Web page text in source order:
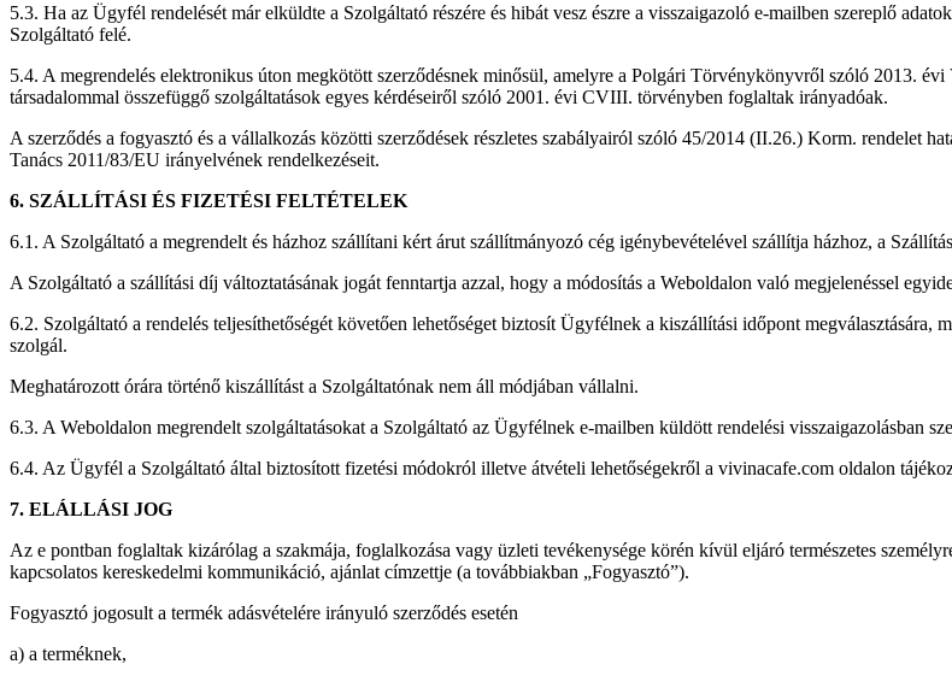
5.3. Ha az Ügyfél rendelését már elküldte a Szolgáltató részére és hibát vesz észre a visszaigazoló e-mailben szereplő
Szolgáltató felé.
5.4. A megrendelés elektronikus úton megkötött szerződésnek minősül, amelyre a Polgári Törvénykönyvről szóló 2013.
társadalommal összefüggő szolgáltatások egyes kérdéseiről szóló 2001. évi CVIII. törvényben foglaltak irányadóak.
A szerződés a fogyasztó és a vállalkozás közötti szerződések részletes szabályairól szóló 45/2014 (II.26.) Korm. rendelet
Tanács 2011/83/EU irányelvének rendelkezéseit.
6. SZÁLLÍTÁSI ÉS FIZETÉSI FELTÉTELEK
6.1. A Szolgáltató a megrendelt és házhoz szállítani kért árut szállítmányozó cég igénybevételével szállítja házhoz, a
A Szolgáltató a szállítási díj változtatásának jogát fenntartja azzal, hogy a módosítás a Weboldalon való megjelenéssel
6.2. Szolgáltató a rendelés teljesíthetőségét követően lehetőséget biztosít Ügyfélnek a kiszállítási időpont
szolgál.
Meghatározott órára történő kiszállítást a Szolgáltatónak nem áll módjában vállalni.
6.3. A Weboldalon megrendelt szolgáltatásokat a Szolgáltató az Ügyfélnek e-mailben küldött rendelési visszaigazolásban
6.4. Az Ügyfél a Szolgáltató által biztosított fizetési módokról illetve átvételi lehetőségekről a vivinacafe.com oldalon
7. ELÁLLÁSI JOG
Az e pontban foglaltak kizárólag a szakmája, foglalkozása vagy üzleti tevékenysége körén kívül eljáró természetes
kapcsolatos kereskedelmi kommunikáció, ajánlat címzettje (a továbbiakban „Fogyasztó”).
Fogyasztó jogosult a termék adásvételére irányuló szerződés esetén
a) a terméknek,